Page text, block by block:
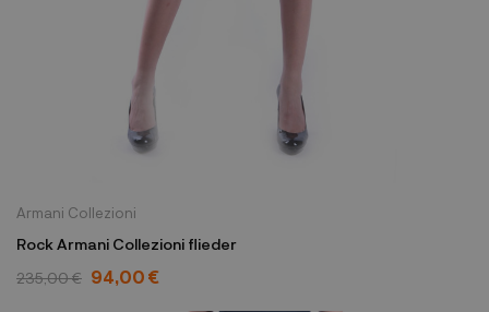
Armani Collezioni
Rock Armani Collezioni flieder
235,00 € 94,00 €